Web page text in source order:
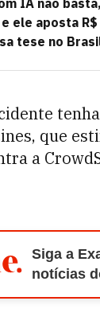
IA não basta,
ele aposta R$
tese no
que
a
Siga a
notícias